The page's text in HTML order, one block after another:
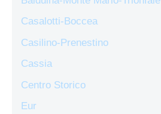
Casalotti-Boccea
Casilino-Prenestino
Cassia
Centro Storico
Eur